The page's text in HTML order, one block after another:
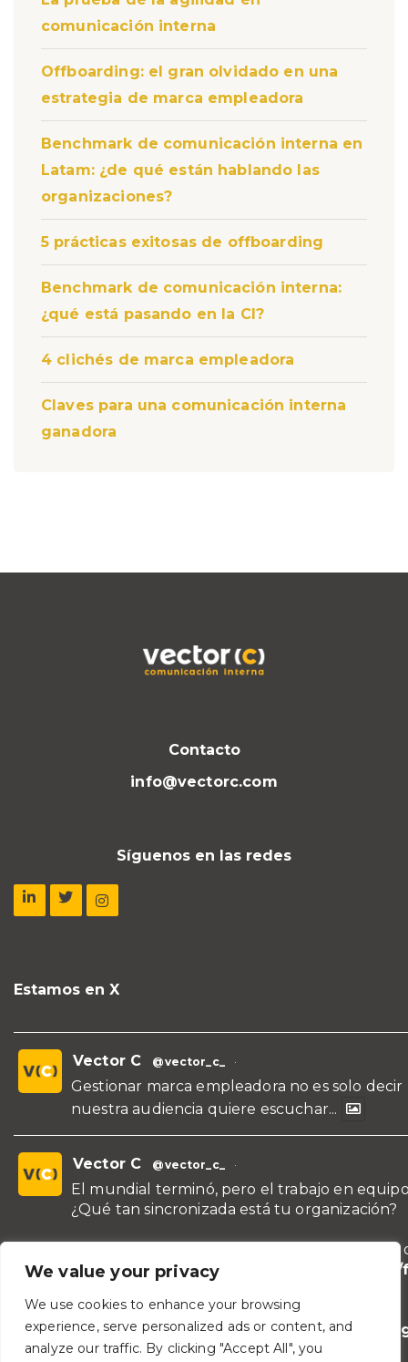
We value your privacy
We use cookies to enhance your browsing
experience, serve personalized ads or content, and
analyze our traffic. By clicking "Accept All", you
comunicación interna
Offboarding: el gran olvidado en una
estrategia de marca empleadora
Benchmark de comunicación interna en
Latam: ¿de qué están hablando las
organizaciones?
5 prácticas exitosas de offboarding
Benchmark de comunicación interna:
¿qué está pasando en la CI?
4 clichés de marca empleadora
Claves para una comunicación interna
ganadora
Contacto
info@vectorc.com
Síguenos en las redes
Estamos en X
Vector C @vector_c_ ·
Gestionar marca empleadora no es solo
nuestra audiencia quiere escuchar...
Vector C @vector_c_ ·
El mundial terminó, pero el trabajo en
¿Qué tan sincronizada está tu organización?
¡Conoce nuestras propuestas de formación
para líderes y áreas!
https://
#TeamBuilding #Comunicación
#TrabajoEnEquipo